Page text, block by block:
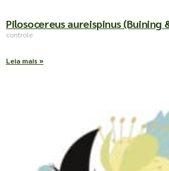
Pilosocereus aureispinus
controle
Leia mais »